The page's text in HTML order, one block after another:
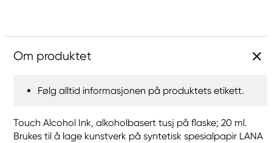
Om produktet
Følg alltid informasjonen på produktets etikett.
Touch Alcohol Ink, alkoholbasert tusj på flaske; 20 ml.
Brukes til å lage kunstverk på syntetisk spesialpapir LANA